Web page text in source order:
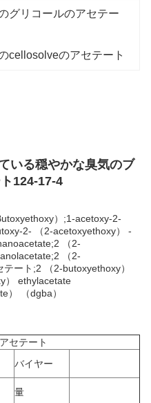
グリコールのアセテー
cellosolveのアセテート
いる穏やかな臭気のブ
124-17-4
）;1-acetoxy-2-
2- （2-acetoxyethoxy） -
（2-
（2-
ート;2 （2-butoxyethoxy）
） ethylacetate
） （dgba）
セテート
バイヤー
量